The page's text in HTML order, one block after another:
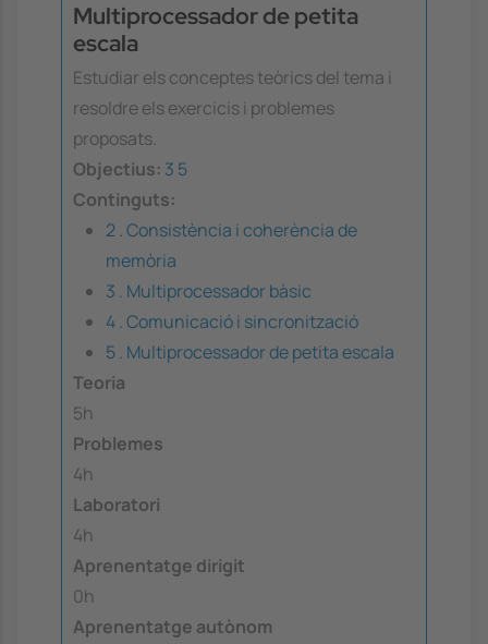
Multiprocessador de petita
escala
Estudiar els conceptes teòrics del tema i
resoldre els exercicis i problemes
proposats.
Objectius: 3 5
Continguts:
2 . Consistència i coherència de
memòria
3 . Multiprocessador bàsic
4 . Comunicació i sincronització
5 . Multiprocessador de petita escala
Teoria
5h
Problemes
4h
Laboratori
4h
Aprenentatge dirigit
0h
Aprenentatge autònom